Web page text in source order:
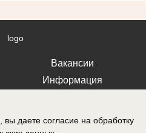
Вакансии
Информация
вы даете согласие на обработку